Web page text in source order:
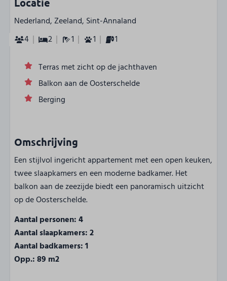
Nederland, Zeeland, Sint-Annaland
4
2 1 1 1
Terras met zicht op de jachthaven
Balkon aan de Oosterschelde
Berging
Omschrijving
Een stijlvol ingericht appartement met een open keuken,
twee slaapkamers en een moderne badkamer. Het
balkon aan de zeezijde biedt een panoramisch uitzicht
op de Oosterschelde.
Aantal personen: 4
Aantal slaapkamers: 2
Aantal badkamers: 1
Opp.: 89 m2